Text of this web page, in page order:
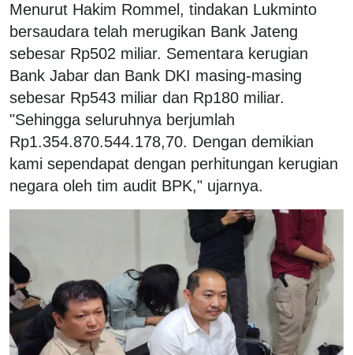
Menurut Hakim Rommel, tindakan Lukminto
bersaudara telah merugikan Bank Jateng
sebesar Rp502 miliar. Sementara kerugian
Bank Jabar dan Bank DKI masing-masing
sebesar Rp543 miliar dan Rp180 miliar.
"Sehingga seluruhnya berjumlah
Rp1.354.870.544.178,70. Dengan demikian
kami sependapat dengan perhitungan kerugian
negara oleh tim audit BPK," ujarnya.